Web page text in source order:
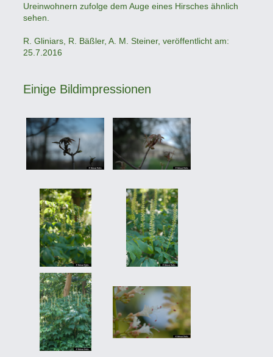
Ureinwohnern zufolge dem Auge eines Hirsches ähnlich
sehen.
R. Gliniars, R. Bäßler, A. M. Steiner, veröffentlicht am:
25.7.2016
Einige Bildimpressionen